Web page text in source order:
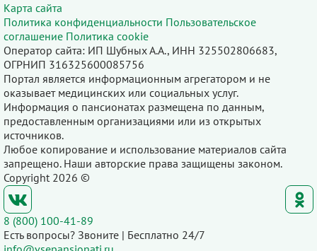
Карта сайта
Политика конфиденциальности Пользовательское
соглашение Политика cookie
Оператор сайта: ИП Шубных А.А., ИНН 325502806683,
ОГРНИП 316325600085756
Портал является информационным агрегатором и не
оказывает медицинских или социальных услуг.
Информация о пансионатах размещена по данным,
предоставленным организациями или из открытых
источников.
Любое копирование и использование материалов сайта
запрещено. Наши авторские права защищены законом.
Copyright 2026 ©
8 (800) 100-41-89
Есть вопросы? Звоните | Бесплатно 24/7